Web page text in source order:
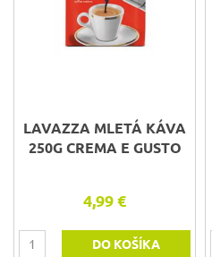
LAVAZZA MLETÁ KÁVA
250G CREMA E GUSTO
4,99 €
DO KOŠÍKA